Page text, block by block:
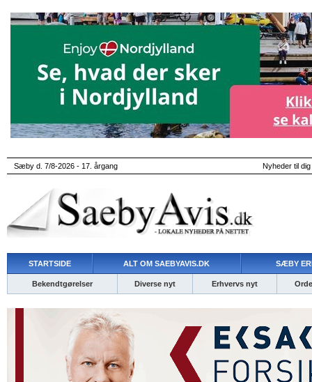
Sæby d. 7/8-2026 - 17. årgang Nyheder til
STARTSIDE ALT OM SAEBYAVIS.DK SÆBY
Bekendtgørelser Diverse nyt Erhvervs nyt